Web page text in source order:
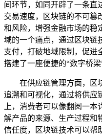
间环节，如同开辟了一条直
交易速度，区块链的不可篡
和风险，增强金融市场的稳
域的一个痛点，通过区块链
支付，打破地域限制，促进
搭建了一座便捷的“数字桥梁
在供应链管理方面，区
追溯和可视化，通过将供应
上，消费者可以像翻阅一本
解产品的来源、生产过程和
信任度，区块链技术可以帮